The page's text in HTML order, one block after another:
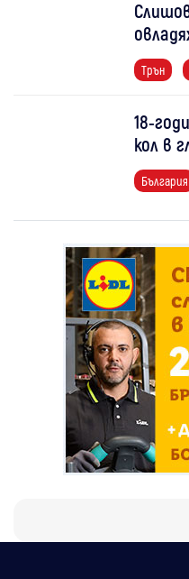
Трън
18-
кол в
България